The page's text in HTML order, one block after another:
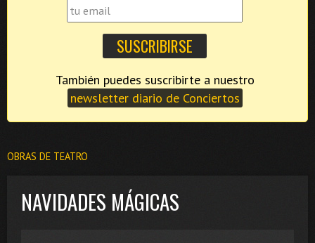
newsletter diario de Conciertos
OBRAS DE TEATRO
NAVIDADES MÁGICAS